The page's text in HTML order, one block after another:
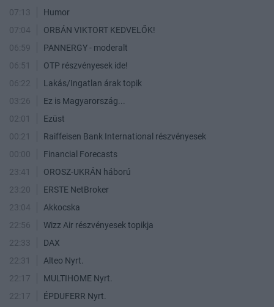
07:13
Humor
07:04
ORBÁN VIKTORT KEDVELŐK!
06:59
PANNERGY - moderalt
06:51
OTP részvényesek ide!
06:22
Lakás/Ingatlan árak topik
03:26
Ez is Magyarország...
02:01
Ezüst
00:21
Raiffeisen Bank International részvényesek
00:00
Financial Forecasts
23:41
OROSZ-UKRÁN háború
23:20
ERSTE NetBroker
23:04
Akkocska
22:56
Wizz Air részvényesek topikja
22:33
DAX
22:31
Alteo Nyrt.
22:17
MULTIHOME Nyrt.
22:17
ÉPDUFERR Nyrt.